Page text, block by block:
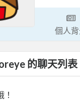
個人
的聊天列表